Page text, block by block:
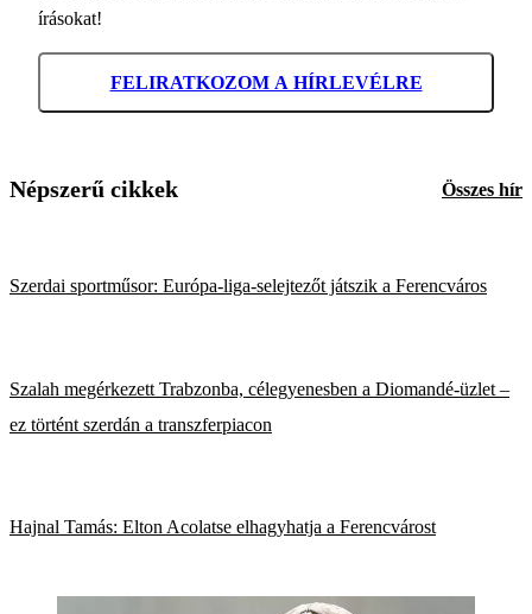
írásokat!
FELIRATKOZOM A HÍRLEVÉLRE
Népszerű cikkek Összes hír
Szerdai sportműsor: Európa-liga-selejtezőt játszik a Ferencváros
Szalah megérkezett Trabzonba, célegyenesben a Diomandé-üzlet –
ez történt szerdán a transzferpiacon
Hajnal Tamás: Elton Acolatse elhagyhatja a Ferencvárost